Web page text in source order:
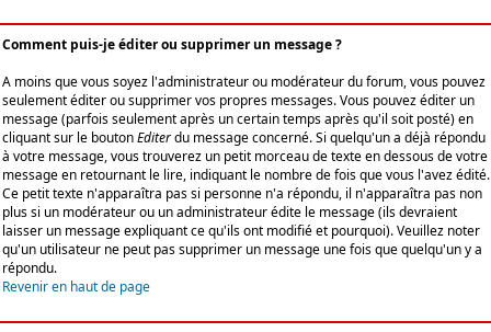
Comment puis-je éditer ou supprimer un message ?
A moins que vous soyez l'administrateur ou modérateur du forum, vous pouvez
seulement éditer ou supprimer vos propres messages. Vous pouvez éditer un
message (parfois seulement après un certain temps après qu'il soit posté) en
cliquant sur le boutonEditerdu message concerné. Si quelqu'un a déjà répondu
à votre message, vous trouverez un petit morceau de texte en dessous de votre
message en retournant le lire, indiquant le nombre de fois que vous l'avez édité.
Ce petit texte n'apparaîtra pas si personne n'a répondu, il n'apparaîtra pas non
plus si un modérateur ou un administrateur édite le message (ils devraient
laisser un message expliquant ce qu'ils ont modifié et pourquoi). Veuillez noter
qu'un utilisateur ne peut pas supprimer un message une fois que quelqu'un y a
répondu.
Revenir en haut de page